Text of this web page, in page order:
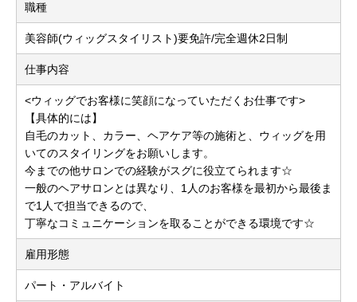
職種
美容師(ウィッグスタイリスト)要免許/完全週休2日制
仕事内容
<ウィッグでお客様に笑顔になっていただくお仕事です>
【具体的には】
自毛のカット、カラー、ヘアケア等の施術と、ウィッグを用
いてのスタイリングをお願いします。
今までの他サロンでの経験がスグに役立てられます☆
一般のヘアサロンとは異なり、1人のお客様を最初から最後ま
で1人で担当できるので、
丁寧なコミュニケーションを取ることができる環境です☆
雇用形態
パート・アルバイト